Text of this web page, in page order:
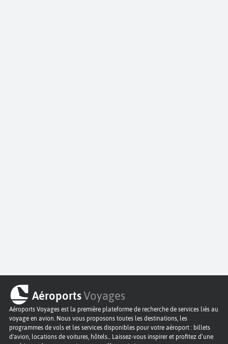
AéroportsVoyages
Aéroports Voyages est la première plateforme de recherche de services liés au
voyage en avion. Nous vous proposons toutes les destinations, les
programmes de vols et les services disponibles pour votre aéroport : billets
d'avion, locations de voitures, hôtels... Laissez-vous inspirer et profitez d’une